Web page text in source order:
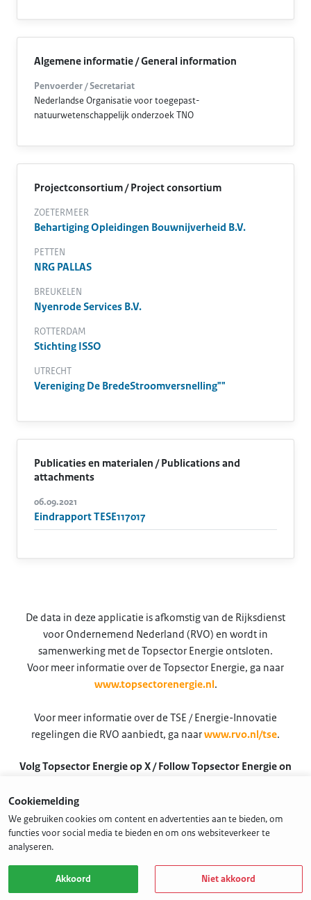
Algemene informatie / General information
Penvoerder / Secretariat
Nederlandse Organisatie voor toegepast-
natuurwetenschappelijk onderzoek TNO
Projectconsortium / Project consortium
ZOETERMEER
Behartiging Opleidingen Bouwnijverheid B.V.
PETTEN
NRG PALLAS
BREUKELEN
Nyenrode Services B.V.
ROTTERDAM
Stichting ISSO
UTRECHT
Vereniging De BredeStroomversnelling""
Publicaties en materialen / Publications and
attachments
06.09.2021
Eindrapport TESE117017
De data in deze applicatie is afkomstig van de Rijksdienst
voor Ondernemend Nederland (RVO) en wordt in
samenwerking met de Topsector Energie ontsloten.
Voor meer informatie over de Topsector Energie, ga naar
www.topsectorenergie.nl .
Voor meer informatie over de TSE / Energie-Innovatie
regelingen die RVO aanbiedt, ga naarwww.rvo.nl/tse.
Volg Topsector Energie op X / Follow Topsector Energie on
Cookiemelding
We gebruiken cookies om content en advertenties aan te bieden, om
functies voor social media te bieden en om ons websiteverkeer te
analyseren.
Akkoord Niet akkoord